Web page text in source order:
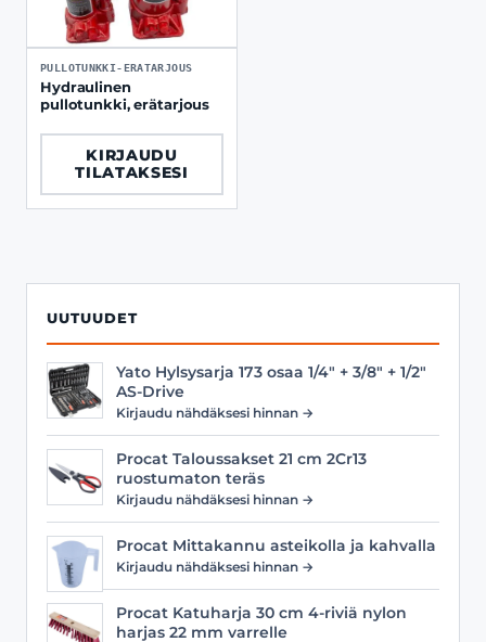
UUTUUDET
Yato Hylsysarja 173 osaa 1/4" + 3/8" + 1/2"
AS-Drive
Kirjaudu nähdäksesi hinnan →
Procat Taloussakset 21 cm 2Cr13
ruostumaton teräs
Kirjaudu nähdäksesi hinnan →
Procat Mittakannu asteikolla ja kahvalla
Kirjaudu nähdäksesi hinnan →
Procat Katuharja 30 cm 4-riviä nylon
harjas 22 mm varrelle
PULLOTUNKKI-ERATARJOUS
Hydraulinen
pullotunkki, erätarjous
KIRJAUDU
TILATAKSESI